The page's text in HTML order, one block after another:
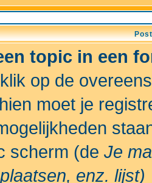
topic in een
op de
moet je
scherm (de Je
enz. lijst)